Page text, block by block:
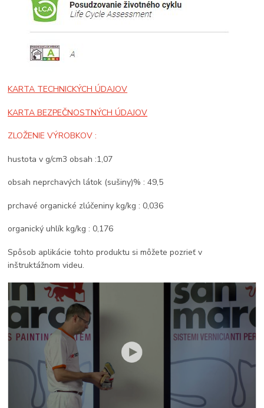
KARTA TECHNICKÝCH ÚDAJOV
KARTA BEZPEČNOSTNÝCH ÚDAJOV
ZLOŽENIE VÝROBKOV :
hustota v g/cm3 obsah :1,07
obsah neprchavých látok (sušiny)% : 49,5
prchavé organické zlúčeniny kg/kg : 0,036
organický uhlík kg/kg : 0,176
Spôsob aplikácie tohto produktu si môžete pozrieť v
inštruktážnom videu.